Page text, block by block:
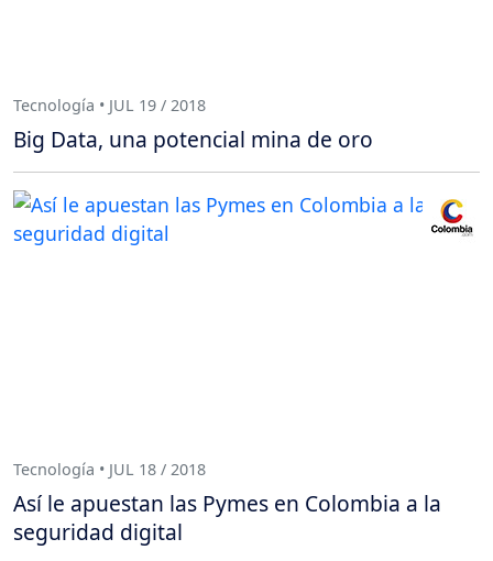
Tecnología • JUL 19 / 2018
Big Data, una potencial mina de oro
Tecnología • JUL 18 / 2018
Así le apuestan las Pymes en Colombia a la
seguridad digital